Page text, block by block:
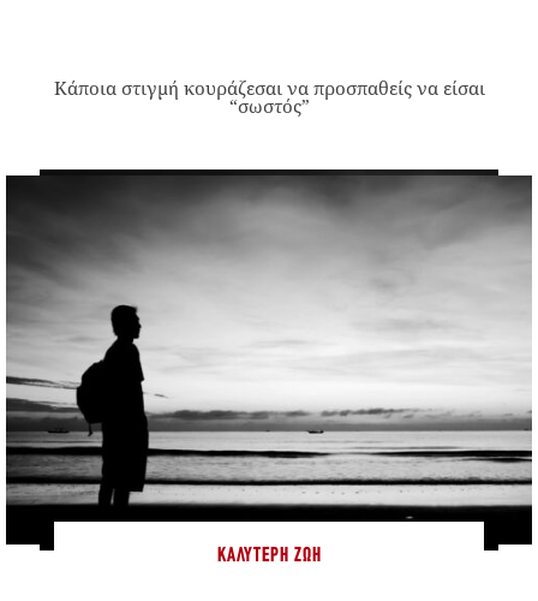
Κάποια στιγμή κουράζεσαι να προσπαθείς να είσαι
“σωστός”
ΚΑΛΎΤΕΡΗ ΖΩΉ